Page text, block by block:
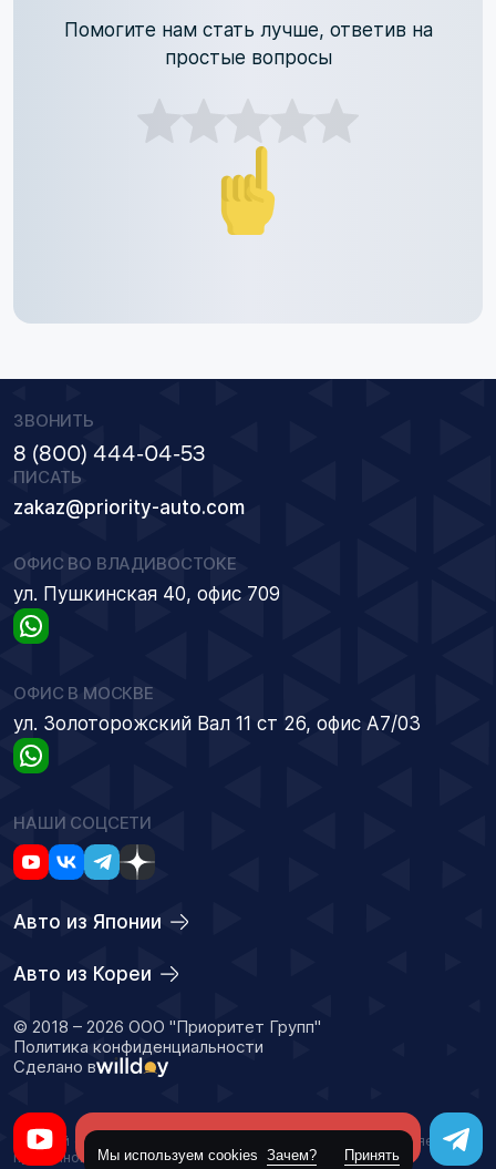
Помогите нам стать лучше, ответив на
простые вопросы
ЗВОНИТЬ
8 (800) 444-04-53
ПИСАТЬ
zakaz@priority-auto.com
ОФИС ВО ВЛАДИВОСТОКЕ
ул. Пушкинская 40, офис 709
ОФИС В МОСКВЕ
ул. Золоторожский Вал 11 ст 26, офис А7/03
НАШИ СОЦСЕТИ
Авто из Японии
Авто из Кореи
© 2018 – 2026 ООО "Приоритет Групп"
Политика конфиденциальности
Сделано в
Данный сайт носит информационный характер и не является
публичной офертойМы используем cookies Зачем? Принять